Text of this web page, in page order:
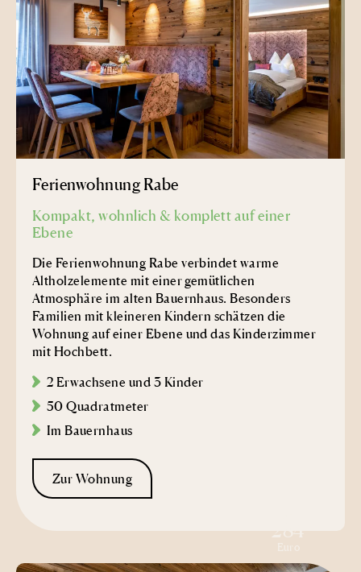
Ferienwohnung Rabe
Kompakt, wohnlich & komplett auf einer
Ebene
Die Ferienwohnung Rabe verbindet warme
Altholzelemente mit einer gemütlichen
Atmosphäre im alten Bauernhaus. Besonders
Familien mit kleineren Kindern schätzen die
Wohnung auf einer Ebene und das Kinderzimmer
mit Hochbett.
2 Erwachsene und 3 Kinder
50 Quadratmeter
Im Bauernhaus
Zur Wohnung